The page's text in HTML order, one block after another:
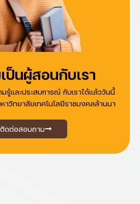
ป็นผู้สอนกับเรา
รู้และประสบการณ์ กับเราได้แล้ววันนี้
วิทยาลัยเทคโนโลยีราชมงคลล้านนา
ติดต่อสอบถาม